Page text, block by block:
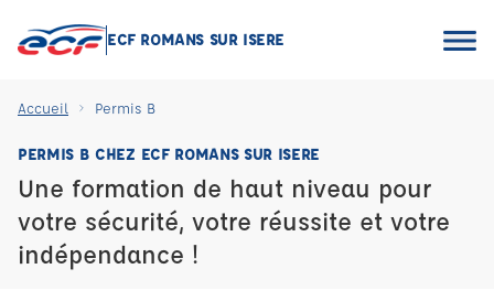
ECF ROMANS SUR ISERE
Accueil Permis B
PERMIS B CHEZ ECF ROMANS SUR ISERE
Une formation de haut niveau pour
votre sécurité, votre réussite et votre
indépendance !